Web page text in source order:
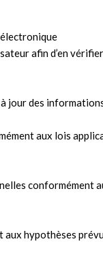
afin d’en vérifier
jour des
aux lois
conformément
hypothèses